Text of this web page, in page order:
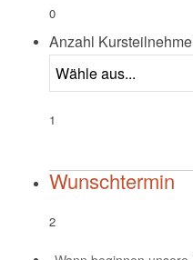
0
Anzahl
1
Wunschtermin
2